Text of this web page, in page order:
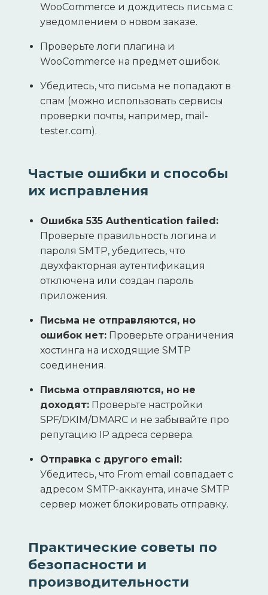
WooCommerce и дождитесь письма с
уведомлением о новом заказе.
Проверьте логи плагина и
WooCommerce на предмет ошибок.
Убедитесь, что письма не попадают в
спам (можно использовать сервисы
проверки почты, например, mail-
tester.com).
Частые ошибки и способы
их исправления
Ошибка 535 Authentication failed:
Проверьте правильность логина и
пароля SMTP, убедитесь, что
двухфакторная аутентификация
отключена или создан пароль
приложения.
Письма не отправляются, но
ошибок нет: Проверьте ограничения
хостинга на исходящие SMTP
соединения.
Письма отправляются, но не
доходят: Проверьте настройки
SPF/DKIM/DMARC и не забывайте про
репутацию IP адреса сервера.
Отправка с другого email:
Убедитесь, что From email совпадает с
адресом SMTP-аккаунта, иначе SMTP
сервер может блокировать отправку.
Практические советы по
безопасности и
производительности